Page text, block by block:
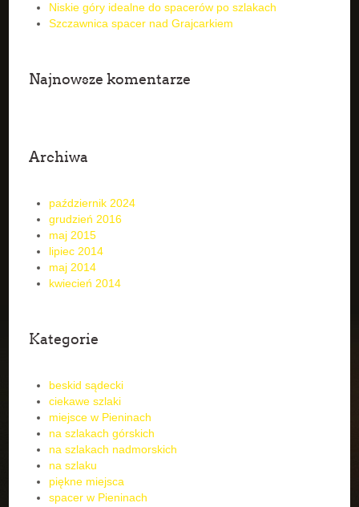
Niskie góry idealne do spacerów po szlakach
Szczawnica spacer nad Grajcarkiem
Najnowsze komentarze
Archiwa
październik 2024
grudzień 2016
maj 2015
lipiec 2014
maj 2014
kwiecień 2014
Kategorie
beskid sądecki
ciekawe szlaki
miejsce w Pieninach
na szlakach górskich
na szlakach nadmorskich
na szlaku
piękne miejsca
spacer w Pieninach